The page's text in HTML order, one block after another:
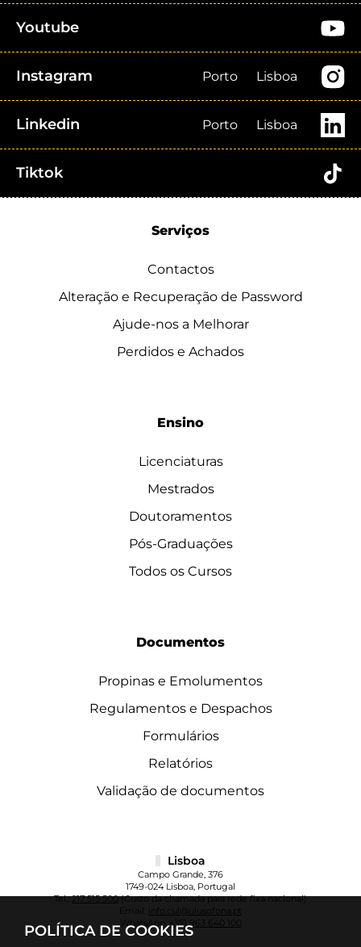
POLÍTICA DE COOKIES
Youtube
Instagram Porto Lisboa
Linkedin Porto Lisboa
Tiktok
Serviços
Contactos
Alteração e Recuperação de Password
Ajude-nos a Melhorar
Perdidos e Achados
Ensino
Licenciaturas
Mestrados
Doutoramentos
Pós-Graduações
Todos os Cursos
Documentos
Propinas e Emolumentos
Regulamentos e Despachos
Formulários
Relatórios
Validação de documentos
Lisboa
Campo Grande, 376
1749-024 Lisboa, Portugal
Tel.:217 515 500(Custo da chamada para rede fixa nacional)
info.cul@ulusofona.pt
WhatsApp:+351 963 640 100